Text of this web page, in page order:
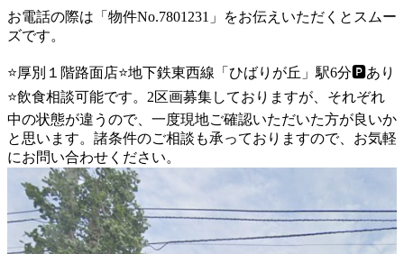
お電話の際は「物件No.7801231」をお伝えいただくとスムー
ズです。
⭐厚別１階路面店⭐地下鉄東西線「ひばりが丘」駅6分🅿️あり
⭐飲食相談可能です。2区画募集しておりますが、それぞれ
中の状態が違うので、一度現地ご確認いただいた方が良いか
と思います。諸条件のご相談も承っておりますので、お気軽
にお問い合わせください。